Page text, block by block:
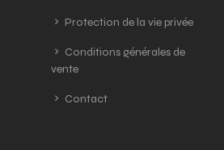
Protection de la vie privée
Conditions générales de
vente
Contact